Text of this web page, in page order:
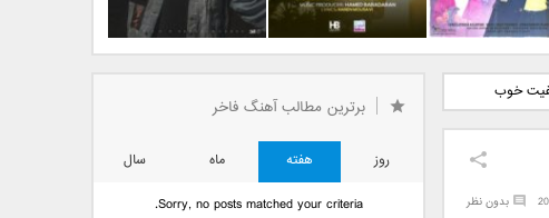
آهنگ جدید فرزاد
فرزین بنام آتیش
بانی بنام قرص قمر 2
یاسینی بنام دورترین نزدیک
خوب
بدون نظر
برترین مطالب آهنگ فاخر
روز هفته ماه
سال
Sorry, no posts matched your criteria.